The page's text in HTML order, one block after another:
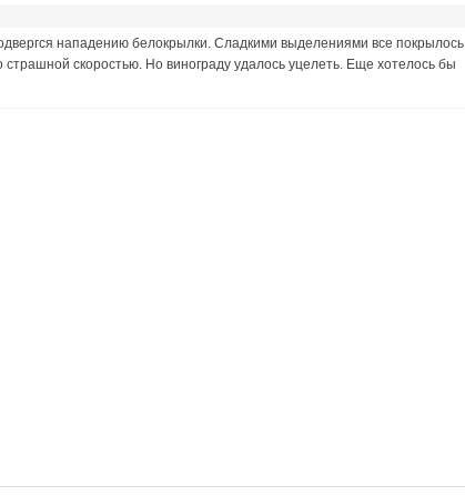
нападению белокрылки. Сладкими выделениями все покрылось.
скоростью. Но винограду удалось уцелеть. Еще хотелось бы